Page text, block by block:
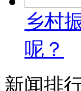
乡村
呢？
新闻排